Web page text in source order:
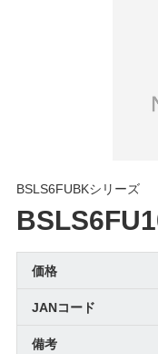
BSLS6FUBKシリーズ
価格
JANコード
備考